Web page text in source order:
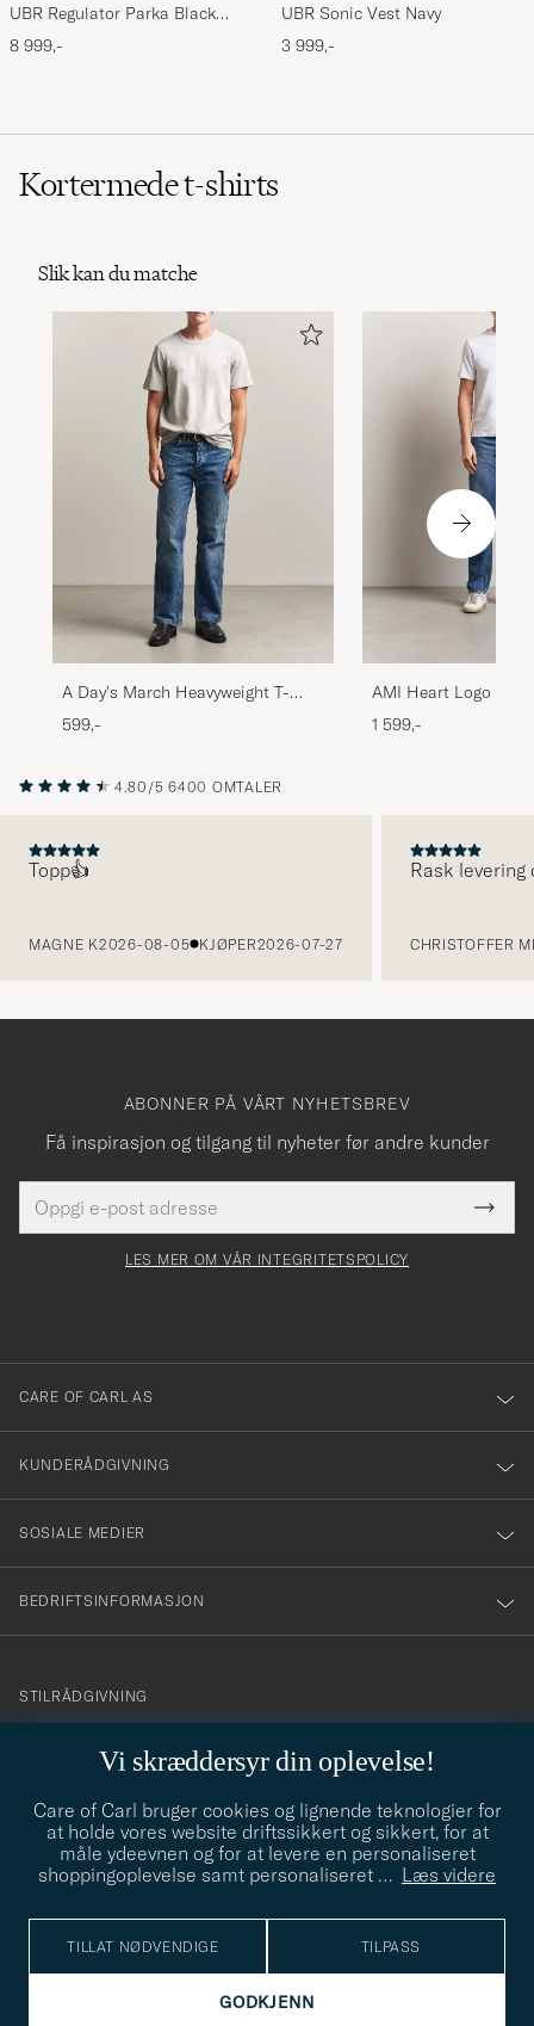
UBR Regulator Parka Black
Storm
8 999,-
UBR Sonic Vest Navy
3 999,-
Kortermede t-shirts
Slik kan du matche
A Day's March Heavyweight T-
Shirt Grey Melange
599,-
AMI Heart Logo T-
1 599,-
4.80/5 6400 OMTALER
Topp👍
MAGNE K2026-08-05 KJØPER2026-07-27
Rask
CHRISTOFFER
Vi skræddersyr din oplevelse!
Care of Carl bruger cookies og lignende teknologier for
at holde vores website driftssikkert og sikkert, for at
måle ydeevnen og for at levere en personaliseret
shoppingoplevelse samt personaliseret … Læs videre
TILLAT NØDVENDIGE TILPASS
GODKJENN
ABONNER PÅ VÅRT NYHETSBREV
Få inspirasjon og tilgang til nyheter før andre kunder
postadresse
felt
Tack
för
dig
till
vårt
nyhetsbrev!
LES MER OM VÅR INTEGRITETSPOLICY
CARE OF CARL AS
KUNDERÅDGIVNING
SOSIALE MEDIER
BEDRIFTSINFORMASJON
info@careofcarl.no
STILRÅDGIVNING
STILRÅDGIVNING
© Care of Carl 2026